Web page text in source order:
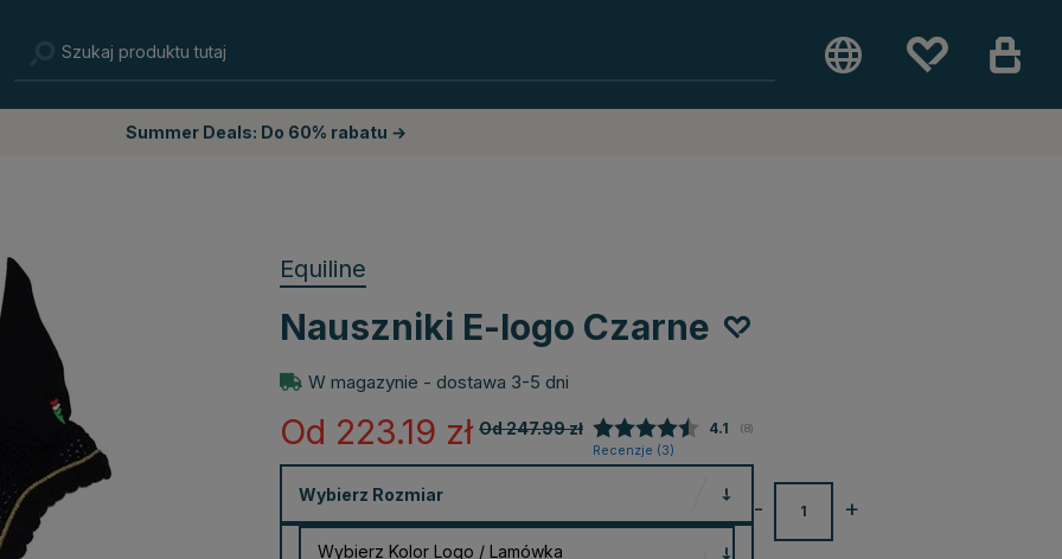
Summer Deals: Do 60% rabatu →
Equiline
Nauszniki E-logo Czarne
W magazynie - dostawa 3-5 dni
Od 247.99zł
Od 223.19 zł Średnia ocena:
4.1 (głosy:
8)
Recenzje (3)
Wybierz Rozmiar +
-